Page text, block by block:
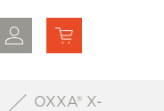
OXXA® X-